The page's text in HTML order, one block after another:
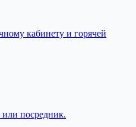
кабинету и горячей
посредник.